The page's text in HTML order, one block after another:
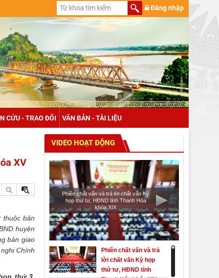
Đăng nhập
CỨU - TRAO ĐỔI VĂN BẢN - TÀI LIỆU
XV
thuộc bản
huyện
bàn giao
Chính
VIDEO HOẠT ĐỘNG
Phiên chất vấn và trả lời chất vấn Kỳ
họp thứ tư, HĐND tỉnh Thanh Hóa
khóa XIX
Phiên chất vấn và trả
lời chất vấn Kỳ họp
thứ tư, HĐND tỉnh